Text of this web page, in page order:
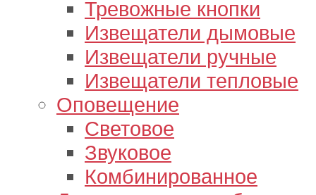
Тревожные кнопки
Извещатели дымовые
Извещатели ручные
Извещатели тепловые
Оповещение
Световое
Звуковое
Комбинированное